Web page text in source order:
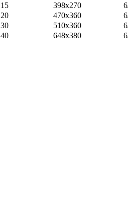
15 398х270
20 470х360
30 510х360
40 648х380